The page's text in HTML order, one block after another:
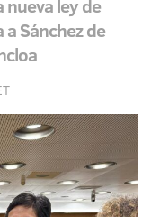
nueva ley de
Sánchez de